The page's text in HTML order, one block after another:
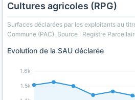
Cultures agricoles (RPG)
Surfaces déclarées par les exploitants au
Commune (PAC). Source : Registre
Evolution de la SAU déclarée
1.5k
1.6k